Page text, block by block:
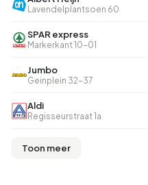
Lavendelplantsoen 60
SPAR express
Markerkant 10-01
Jumbo
Geinplein 32-37
Aldi
Regisseurstraat 1a
Toon meer